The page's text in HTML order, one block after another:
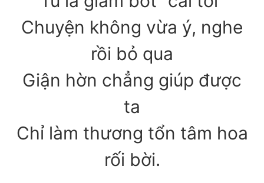
Chuyện không vừa ý, nghe
rồi bỏ qua
Giận hờn chẳng giúp được
ta
Chỉ làm thương tổn tâm hoa
rối bời.